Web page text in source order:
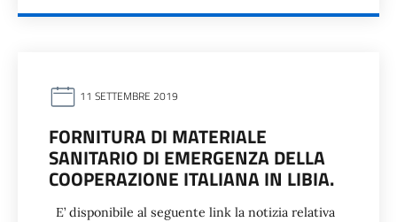
11 SETTEMBRE 2019
FORNITURA DI MATERIALE
SANITARIO DI EMERGENZA DELLA
COOPERAZIONE ITALIANA IN LIBIA.
E’ disponibile al seguente link la notizia relativa